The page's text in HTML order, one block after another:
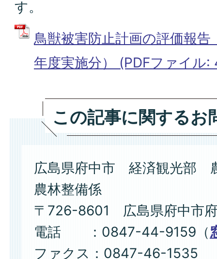
す。
鳥獣被害防止計画の評価報
年度実施分） (PDFファイル:
この記事に関するお
広島県府中市 経済観光部
農林整備係
〒726-8601 広島県府中市
電話 ：0847-44-9159（
ファクス：0847-46-1535